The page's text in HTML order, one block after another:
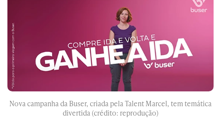
Nova campanha da Buser, criada pela Talent Marcel, tem temática
divertida (crédito: reprodução)